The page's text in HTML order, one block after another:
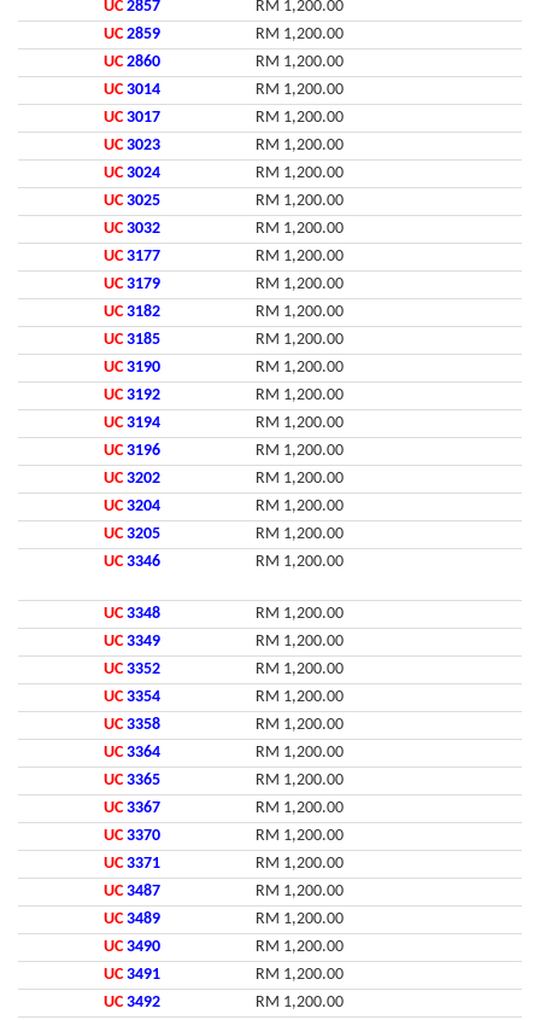
UC 2857
RM 1,200.00
UC 2859
RM 1,200.00
UC 2860
RM 1,200.00
UC 3014
RM 1,200.00
UC 3017
RM 1,200.00
UC 3023
RM 1,200.00
UC 3024
RM 1,200.00
UC 3025
RM 1,200.00
UC 3032
RM 1,200.00
UC 3177
RM 1,200.00
UC 3179
RM 1,200.00
UC 3182
RM 1,200.00
UC 3185
RM 1,200.00
UC 3190
RM 1,200.00
UC 3192
RM 1,200.00
UC 3194
RM 1,200.00
UC 3196
RM 1,200.00
UC 3202
RM 1,200.00
UC 3204
RM 1,200.00
UC 3205
RM 1,200.00
UC 3346 RM 1,200.00
UC 3348
RM 1,200.00
UC 3349
RM 1,200.00
UC 3352
RM 1,200.00
UC 3354
RM 1,200.00
UC 3358
RM 1,200.00
UC 3364
RM 1,200.00
UC 3365
RM 1,200.00
UC 3367
RM 1,200.00
UC 3370
RM 1,200.00
UC 3371
RM 1,200.00
UC 3487
RM 1,200.00
UC 3489
RM 1,200.00
UC 3490
RM 1,200.00
UC 3491
RM 1,200.00
UC 3492
RM 1,200.00